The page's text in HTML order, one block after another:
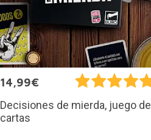
14,99€
Decisiones de mierda, juego de
cartas